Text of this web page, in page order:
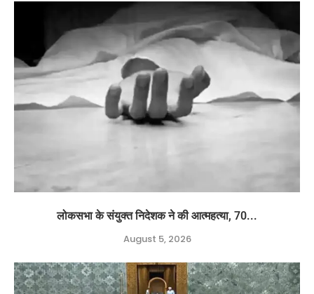
लोकसभा के संयुक्त निदेशक ने की आत्महत्या, 70...
August 5, 2026